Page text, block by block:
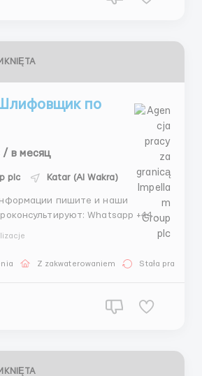
по
/ в месяц
plc Katar (Al Wakra)
пишите и наши
Whatsapp +44
Z zakwaterowaniem Stała praca